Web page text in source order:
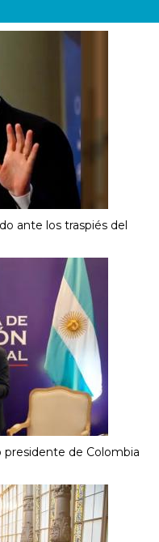
ante los traspiés del
presidente de Colombia